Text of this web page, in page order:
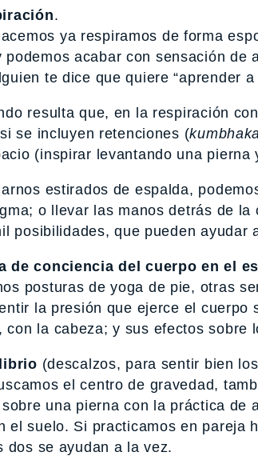
.
ya respiramos de forma
podemos acabar con sensación
te dice que quiere “aprender a
resulta que, en la respiración
se incluyen retenciones (
(inspirar levantando una
estirados de espalda,
o llevar las manos detrás de
posibilidades, que pueden
de conciencia del cuerpo en el
posturas de yoga de pie, otras
la presión que ejerce el
con la cabeza; y sus efectos sobre
(descalzos, para sentir bien
el centro de gravedad,
una pierna con la práctica de
el suelo. Si practicamos en pareja
dos se ayudan a la vez.